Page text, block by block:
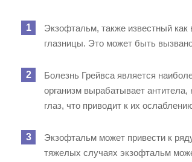
Экзофтальм, также известный как
глазницы. Это может быть
Болезнь Грейвса является
организм вырабатывает
глаз, что приводит к их
Экзофтальм может привести к
тяжелых случаях экзофтальм